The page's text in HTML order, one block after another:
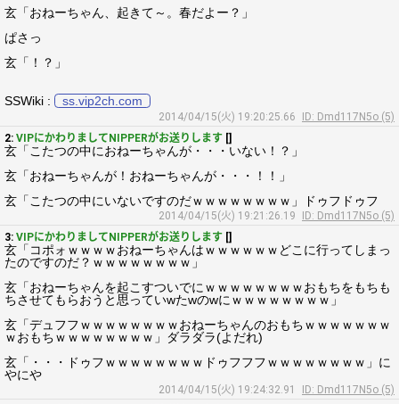
玄「おねーちゃん、起きて～。春だよー？」
ぱさっ
玄「！？」
SSWiki : ss.vip2ch.com
2014/04/15(火) 19:20:25.66
ID: Dmd117N5o (5)
2: VIPにかわりましてNIPPERがお送りします []
玄「こたつの中におねーちゃんが・・・いない！？」
玄「おねーちゃんが！おねーちゃんが・・・！！」
玄「こたつの中にいないですのだｗｗｗｗｗｗｗｗ」ドゥフドゥフ
2014/04/15(火) 19:21:26.19
ID: Dmd117N5o (5)
3: VIPにかわりましてNIPPERがお送りします []
玄「コポォｗｗｗｗおねーちゃんはｗｗｗｗｗｗどこに行ってしまっ
たのですのだ？ｗｗｗｗｗｗｗｗ」
玄「おねーちゃんを起こすついでにｗｗｗｗｗｗｗｗおもちをもちも
ちさせてもらおうと思っていwたwのwにｗｗｗｗｗｗｗｗ」
玄「デュフフｗｗｗｗｗｗｗｗおねーちゃんのおもちｗｗｗｗｗｗｗ
ｗおもちｗｗｗｗｗｗｗｗ」ダラダラ(よだれ)
玄「・・・ドゥフｗｗｗｗｗｗｗｗドゥフフフｗｗｗｗｗｗｗｗ」に
やにや
2014/04/15(火) 19:24:32.91
ID: Dmd117N5o (5)